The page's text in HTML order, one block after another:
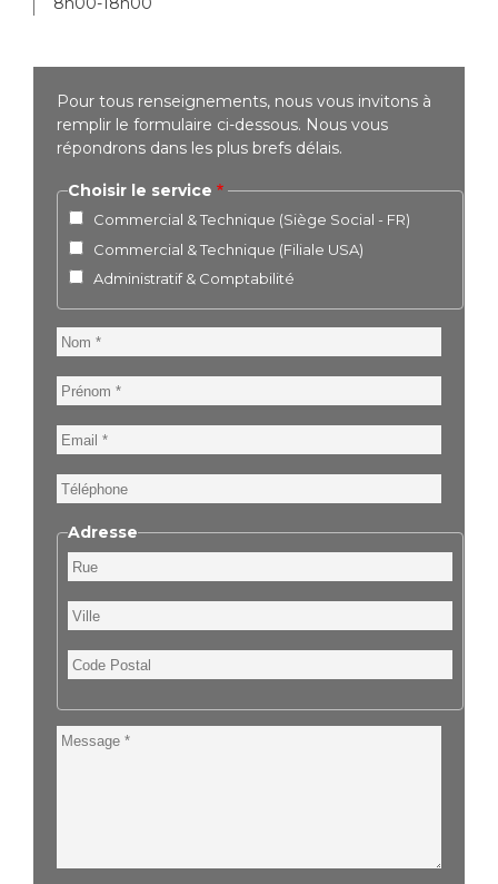
Pour tous renseignements, nous vous invitons à
remplir le formulaire ci-dessous. Nous vous
répondrons dans les plus brefs délais.
Choisir le service
Commercial & Technique (Siège Social - FR)
Commercial & Technique (Filiale USA)
Administratif & Comptabilité
Nom
Prénom
Email
Téléphone
Adresse
Rue
Ville
Code
Postal
Message